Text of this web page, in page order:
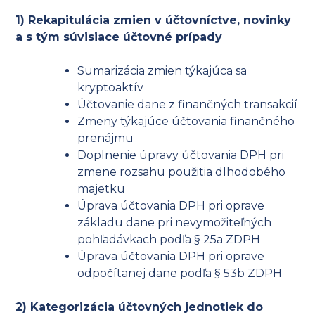
1) Rekapitulácia zmien v účtovníctve, novinky
a s tým súvisiace účtovné prípady
Sumarizácia zmien týkajúca sa
kryptoaktív
Účtovanie dane z finančných transakcií
Zmeny týkajúce účtovania finančného
prenájmu
Doplnenie úpravy účtovania DPH pri
zmene rozsahu použitia dlhodobého
majetku
Úprava účtovania DPH pri oprave
základu dane pri nevymožiteľných
pohľadávkach podľa § 25a ZDPH
Úprava účtovania DPH pri oprave
odpočítanej dane podľa § 53b ZDPH
2) Kategorizácia účtovných jednotiek do